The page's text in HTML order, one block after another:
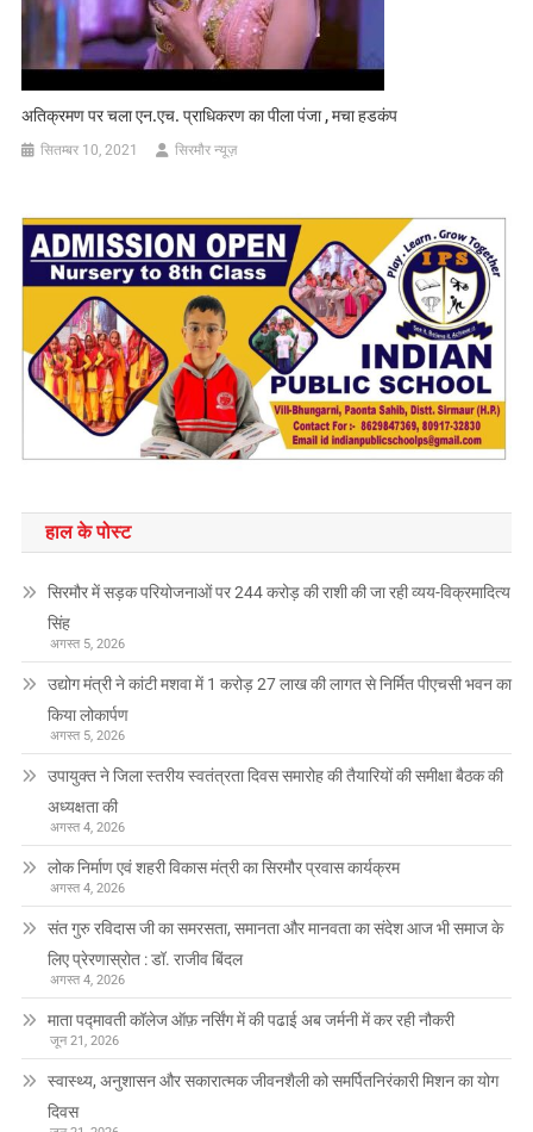
अतिक्रमण पर चला एन.एच. प्राधिकरण का पीला पंजा , मचा हडकंप
सितम्बर 10, 2021 सिरमौर न्यूज़
हाल के पोस्ट
सिरमौर में सड़क परियोजनाओं पर 244 करोड़ की राशी की जा रही व्यय-विक्रमादित्य
सिंह
अगस्त 5, 2026
उद्योग मंत्री ने कांटी मशवा में 1 करोड़ 27 लाख की लागत से निर्मित पीएचसी भवन का
किया लोकार्पण
अगस्त 5, 2026
उपायुक्त ने जिला स्तरीय स्वतंत्रता दिवस समारोह की तैयारियों की समीक्षा बैठक की
अध्यक्षता की
अगस्त 4, 2026
लोक निर्माण एवं शहरी विकास मंत्री का सिरमौर प्रवास कार्यक्रम
अगस्त 4, 2026
संत गुरु रविदास जी का समरसता, समानता और मानवता का संदेश आज भी समाज के
लिए प्रेरणास्रोत : डॉ. राजीव बिंदल
अगस्त 4, 2026
माता पद्मावती कॉलेज ऑफ़ नर्सिंग में की पढाई अब जर्मनी में कर रही नौकरी
जून 21, 2026
स्वास्थ्य, अनुशासन और सकारात्मक जीवनशैली को समर्पितनिरंकारी मिशन का योग
दिवस